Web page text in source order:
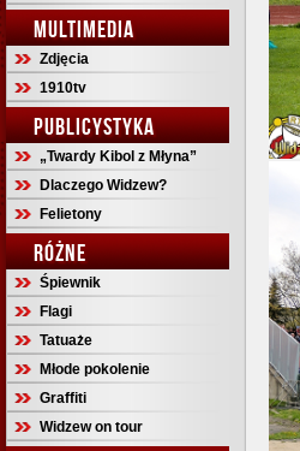
MULTIMEDIA
Zdjęcia
1910tv
PUBLICYSTYKA
„Twardy Kibol z Młyna”
Dlaczego Widzew?
Felietony
RÓŻNE
Śpiewnik
Flagi
Tatuaże
Młode pokolenie
Graffiti
Widzew on tour